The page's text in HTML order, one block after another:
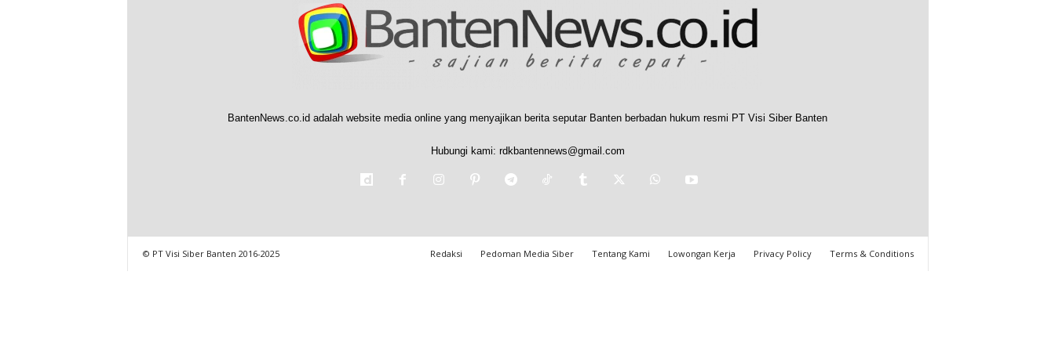
BantenNews.co.id adalah website media online yang menyajikan berita seputar Banten berbadan hukum resmi PT Visi Siber Banten
Hubungi kami: rdkbantennews@gmail.com
Redaksi Pedoman Media Siber Tentang Kami Lowongan Kerja Privacy Policy Terms & Conditions
© PT Visi Siber Banten 2016-2025